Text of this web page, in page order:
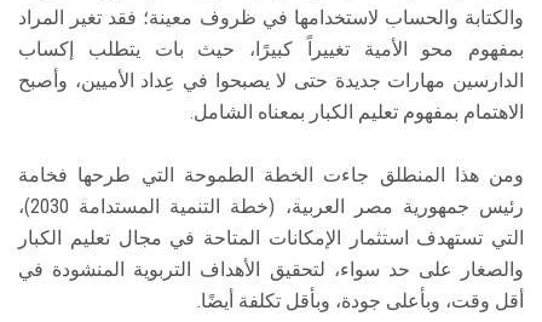
والكتابة والحساب لاستخدامها في ظروف معينة؛ فقد تغير المراد
بمفهوم محو الأمية تغييراً كبيرًا، حيث بات يتطلب إكساب
الدارسين مهارات جديدة حتى لا يصبحوا في عِداد الأميين، وأصبح
الاهتمام بمفهوم تعليم الكبار بمعناه الشامل.
ومن هذا المنطلق جاءت الخطة الطموحة التي طرحها فخامة
رئيس جمهورية مصر العربية، (خطة التنمية المستدامة 2030)،
التي تستهدف استثمار الإمكانات المتاحة في مجال تعليم الكبار
والصغار على حد سواء، لتحقيق الأهداف التربوية المنشودة في
أقل وقت، وبأعلى جودة، وبأقل تكلفة أيضًا.